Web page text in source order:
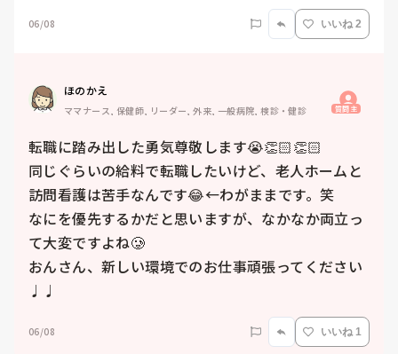
06/08 いいね 2
ほのかえ
ママナース, 保健師, リーダー, 外来, 一般病院, 検診・健診 質問主
転職に踏み出した勇気尊敬します😭👏🏻👏🏻
同じぐらいの給料で転職したいけど、老人ホームと
訪問看護は苦手なんです😂←わがままです。笑
なにを優先するかだと思いますが、なかなか両立っ
て大変ですよね🥲
おんさん、新しい環境でのお仕事頑張ってください
♩♩
06/08 いいね 1